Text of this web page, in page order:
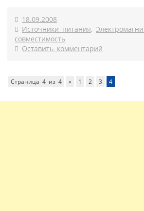
18.09.2008
Источники питания,
совместимость
Оставить комментарий
Страница 4 из 4 « 1 2 3 4